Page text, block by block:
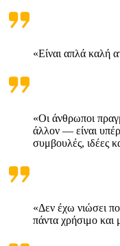
«Είναι απλά καλή
«Οι άνθρωποι
άλλον — είναι
συμβουλές, ιδέες
«Δεν έχω νιώσει
πάντα χρήσιμο